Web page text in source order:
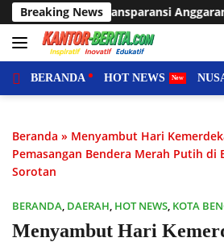
Langsung
ke
konten
Breaking News
Anggaran Sering
BERANDA HOT NEWS
Beranda » Menyambut Hari
Pemasangan Bendera Merah Putih di
Sorotan
BERANDA, DAERAH, HOT NEWS, KOTA
Menyambut Hari